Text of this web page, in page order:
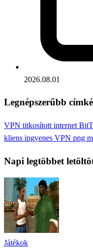
2026.08.01
Legnépszerűbb
VPN titkosított internet
kliens ingyenes VPN png
Napi legtöbbet
Játékok